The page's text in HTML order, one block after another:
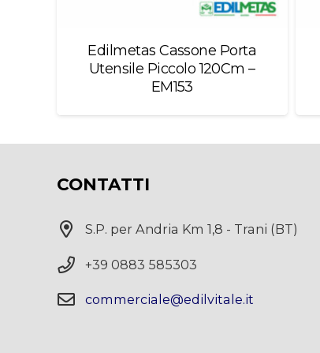
Edilmetas Cassone Porta
Utensile Piccolo 120Cm –
EM153
CONTATTI
S.P. per Andria Km 1,8 - Trani (BT)
+39 0883 585303
commerciale@edilvitale.it